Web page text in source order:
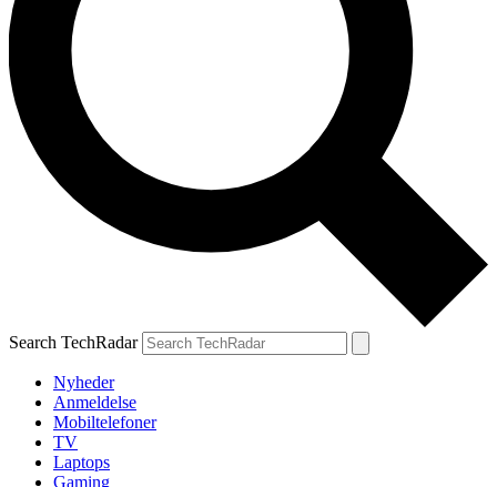
Search TechRadar
Nyheder
Anmeldelse
Mobiltelefoner
TV
Laptops
Gaming